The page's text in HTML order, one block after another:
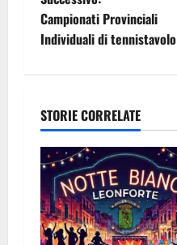
a
i
o
n
e
a
Campionati Provinciali
Individuali di tennistavolo
STORIE CORRELATE